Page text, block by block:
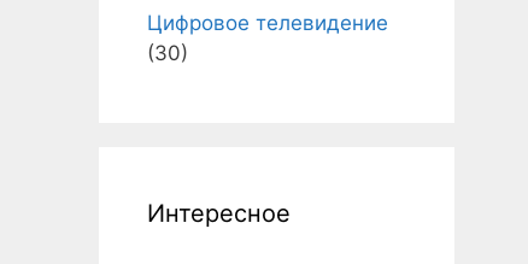
Цифровое телевидение
(30)
Интересное